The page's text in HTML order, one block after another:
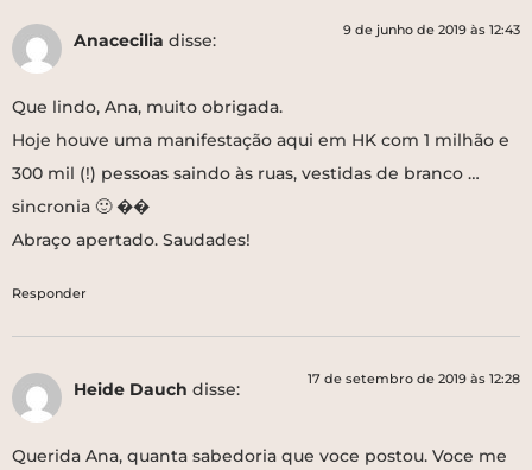
Anacecilia disse: 9 de junho de 2019 às 12:43
Que lindo, Ana, muito obrigada.
Hoje houve uma manifestação aqui em HK com 1 milhão e
300 mil (!) pessoas saindo às ruas, vestidas de branco …
sincronia 🙂 ��
Abraço apertado. Saudades!
Responder
Heide Dauch disse: 17 de setembro de 2019 às 12:28
Querida Ana, quanta sabedoria que voce postou. Voce me